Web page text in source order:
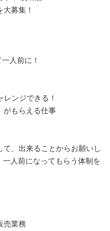
募集！
人前に！
レンジできる！
がもらえる仕事
、出来ることからお願いし
人前になってもらう体制を
売業務